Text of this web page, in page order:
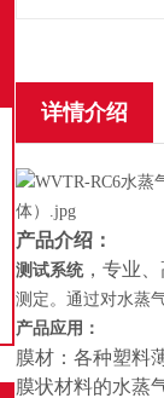
详情介绍
产品介绍：
测试系统，专业
测定。通过对水蒸
产品应用：
膜材：各种塑料
膜状材料的水蒸